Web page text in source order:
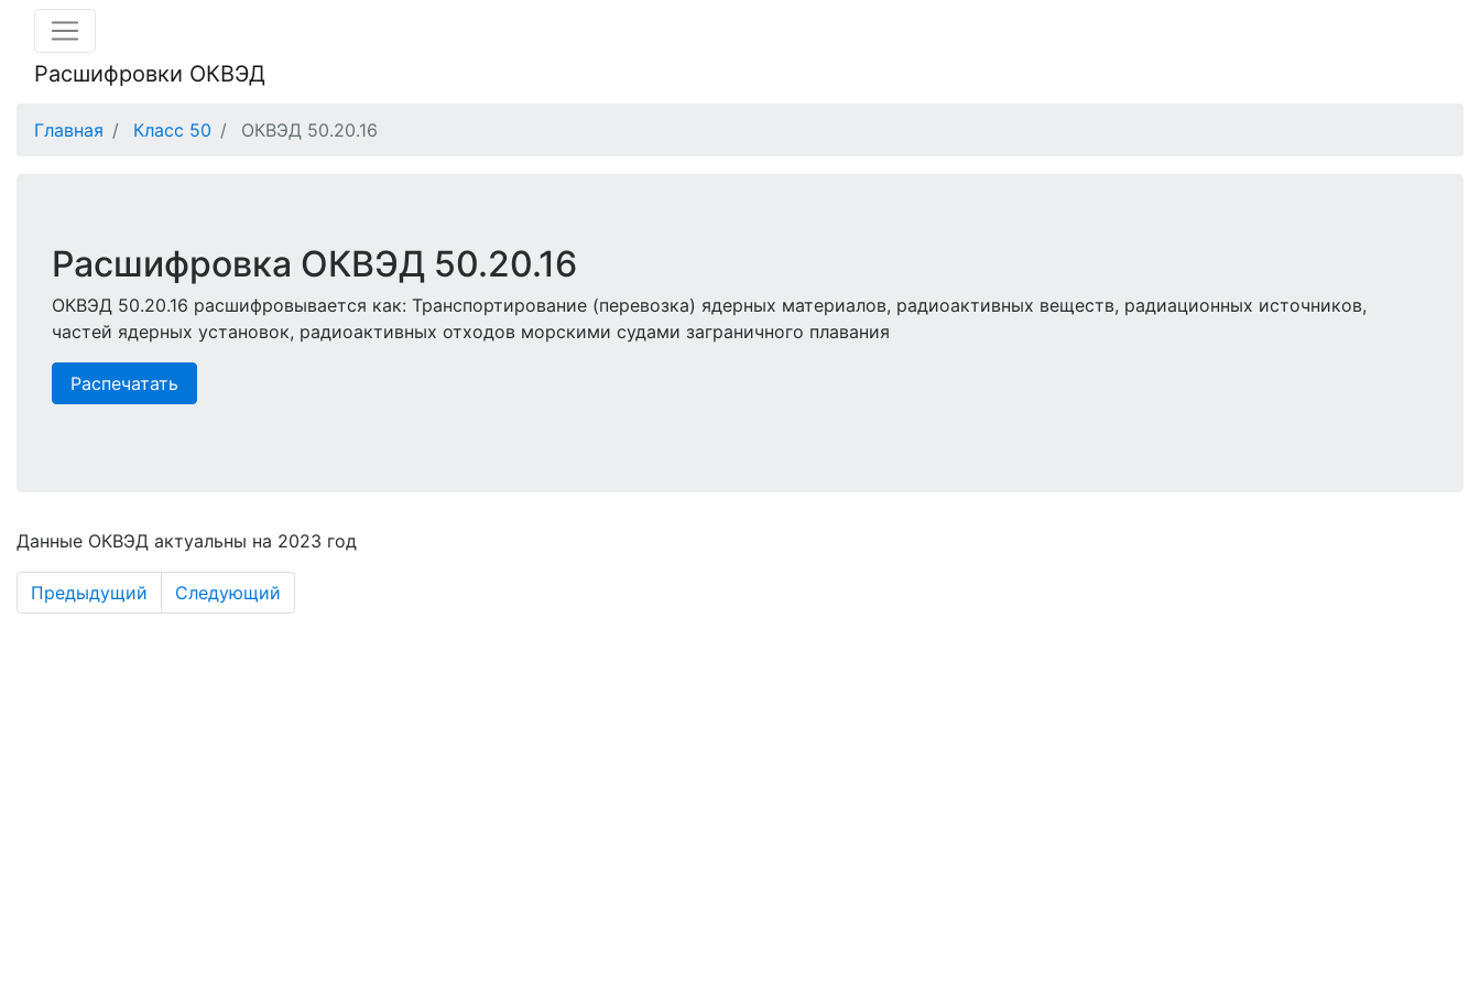
Расшифровки ОКВЭД
Главная Класс 50 ОКВЭД 50.20.16
Расшифровка ОКВЭД 50.20.16
ОКВЭД 50.20.16 расшифровывается как: Транспортирование (перевозка) ядерных материалов, радиоактивных веществ, радиационных источников,
частей ядерных установок, радиоактивных отходов морскими судами заграничного плавания
Распечатать
Данные ОКВЭД актуальны на 2023 год
Предыдущий Следующий